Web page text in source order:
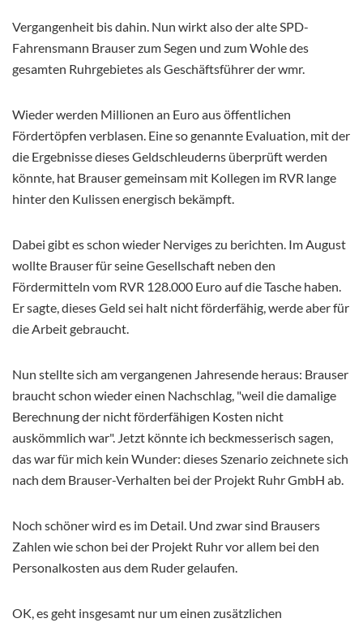
Vergangenheit bis dahin. Nun wirkt also der alte SPD-
Fahrensmann Brauser zum Segen und zum Wohle des
gesamten Ruhrgebietes als Geschäftsführer der wmr.
Wieder werden Millionen an Euro aus öffentlichen
Fördertöpfen verblasen. Eine so genannte Evaluation, mit der
die Ergebnisse dieses Geldschleuderns überprüft werden
könnte, hat Brauser gemeinsam mit Kollegen im RVR lange
hinter den Kulissen energisch bekämpft.
Dabei gibt es schon wieder Nerviges zu berichten. Im August
wollte Brauser für seine Gesellschaft neben den
Fördermitteln vom RVR 128.000 Euro auf die Tasche haben.
Er sagte, dieses Geld sei halt nicht förderfähig, werde aber für
die Arbeit gebraucht.
Nun stellte sich am vergangenen Jahresende heraus: Brauser
braucht schon wieder einen Nachschlag, "weil die damalige
Berechnung der nicht förderfähigen Kosten nicht
auskömmlich war". Jetzt könnte ich beckmesserisch sagen,
das war für mich kein Wunder: dieses Szenario zeichnete sich
nach dem Brauser-Verhalten bei der Projekt Ruhr GmbH ab.
Noch schöner wird es im Detail. Und zwar sind Brausers
Zahlen wie schon bei der Projekt Ruhr vor allem bei den
Personalkosten aus dem Ruder gelaufen.
OK, es geht insgesamt nur um einen zusätzlichen